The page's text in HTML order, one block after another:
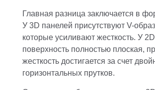
Главная разница заключается в
У 3D панелей присутствуют V-
которые усиливают жесткость. У
поверхность полностью плоская,
жесткость достигается за счет
горизонтальных прутков.